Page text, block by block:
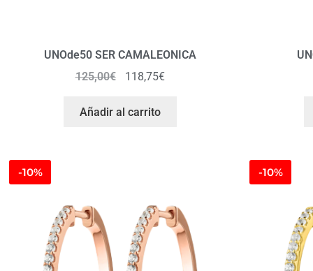
UNOde50 SER CAMALEONICA
125,00€ 118,75€
Añadir al carrito
-10% -10%